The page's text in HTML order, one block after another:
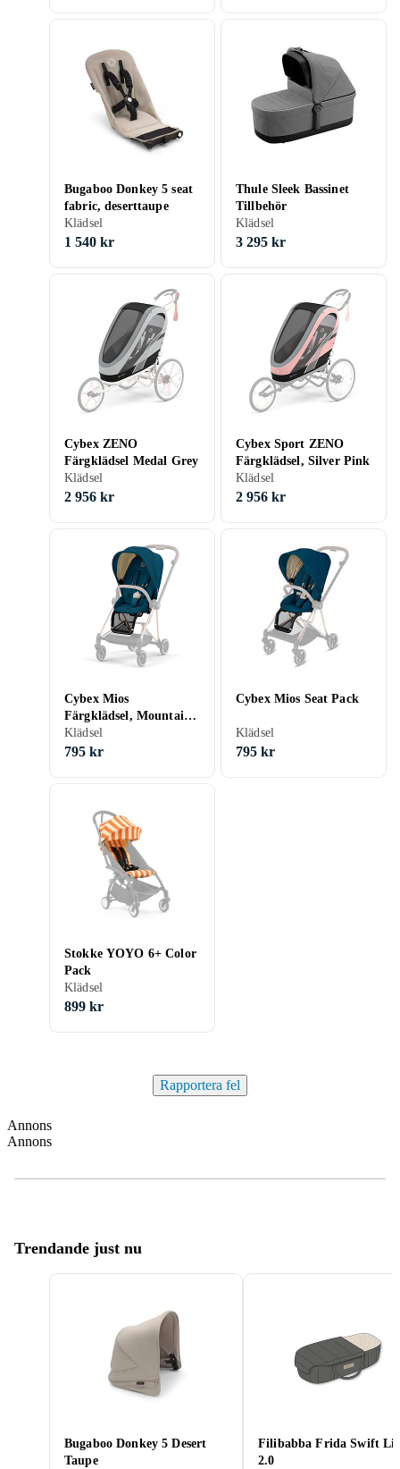
Bugaboo Donkey 5 seat
fabric, deserttaupe
Klädsel
1 540 kr
Thule Sleek Bassinet
Tillbehör
Klädsel
3 295 kr
Cybex ZENO
Färgklädsel Medal Grey
Klädsel
2 956 kr
Cybex Sport ZENO
Färgklädsel, Silver Pink
Klädsel
2 956 kr
Cybex Mios
Färgklädsel, Mountain
Blue
Klädsel
795 kr
Cybex Mios Seat Pack
Klädsel
795 kr
Stokke YOYO 6+ Color
Pack
Klädsel
899 kr
Rapportera fel
Annons
Annons
Trendande just nu
Bugaboo Donkey 5 Desert
Taupe
Filibabba Frida Swift
2.0